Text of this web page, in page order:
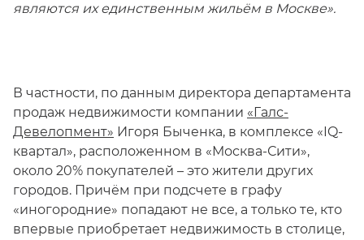
являются их единственным жильём в Москве».
В частности, по данным директора департамента
продаж недвижимости компании «Галс-
Девелопмент» Игоря Быченка, в комплексе «IQ-
квартал», расположенном в «Москва-Сити»,
около 20% покупателей – это жители других
городов. Причём при подсчете в графу
«иногородние» попадают не все, а только те, кто
впервые приобретает недвижимость в столице,